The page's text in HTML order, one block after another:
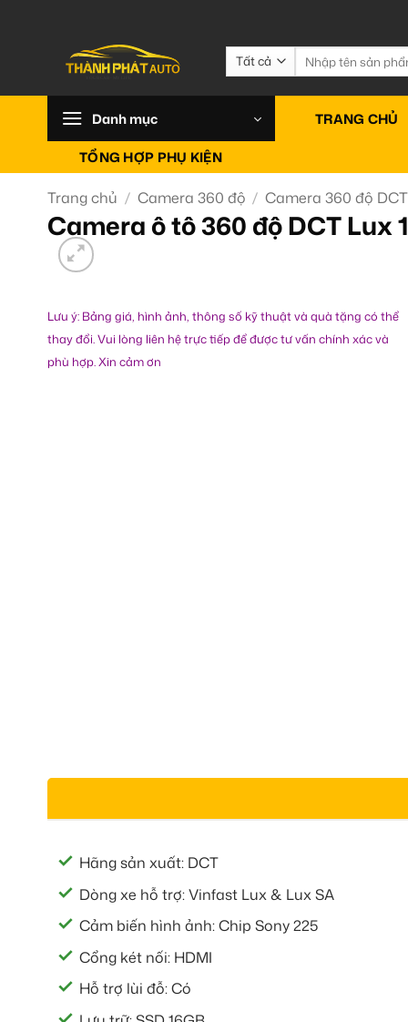
Tìm
kiếm:
Danh mục TRANG CHỦ
TỔNG HỢP PHỤ KIỆN
Trang chủ / Camera 360 độ / Camera 360 độ DCT
Camera ô tô 360 độ DCT Lux
Lưu ý: Bảng giá, hình ảnh, thông số kỹ thuật và quà tặng có thể
thay đổi. Vui lòng liên hệ trực tiếp để được tư vấn chính xác và
phù hợp. Xin cảm ơn
Hãng sản xuất: DCT
Dòng xe hỗ trợ: Vinfast Lux & Lux SA
Cảm biến hình ảnh: Chip Sony 225
Cổng két nối: HDMI
Hỗ trợ lùi đỗ: Có